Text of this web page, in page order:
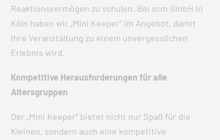
Reaktionsvermögen zu schulen. Bei scm GmbH in
Köln haben wir „Mini Keeper“ im Angebot, damit
Ihre Veranstaltung zu einem unvergesslichen
Erlebnis wird.
Kompetitive Herausforderungen für alle
Altersgruppen
Der „Mini Keeper“ bietet nicht nur Spaß für die
Kleinen, sondern auch eine kompetitive